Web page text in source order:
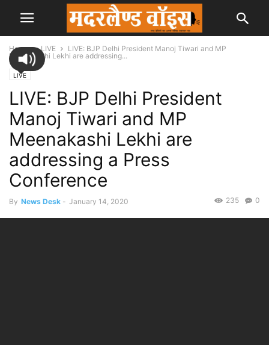
Home LIVE
LIVE: BJP Delhi President Manoj Tiwari and MP
Meenakashi Lekhi are addressing...
LIVE
LIVE: BJP Delhi President
Manoj Tiwari and MP
Meenakashi Lekhi are
addressing a Press
Conference
By News Desk - January 14, 2020 0
235